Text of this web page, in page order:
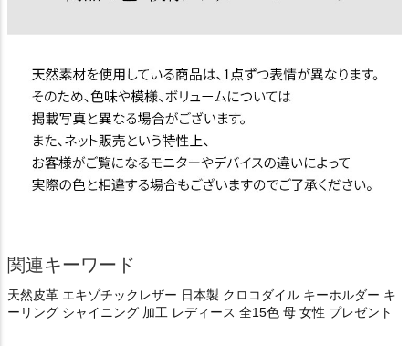
関連キーワード
天然皮革 エキゾチックレザー 日本製 クロコダイル キーホルダー キ
ーリング シャイニング 加工 レディース 全15色 母 女性 プレゼント